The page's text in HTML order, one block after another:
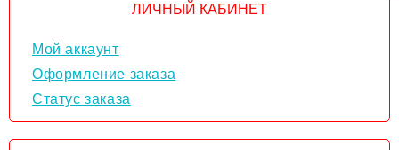
ЛИЧНЫЙ КАБИНЕТ
Мой аккаунт
Оформление заказа
Статус заказа